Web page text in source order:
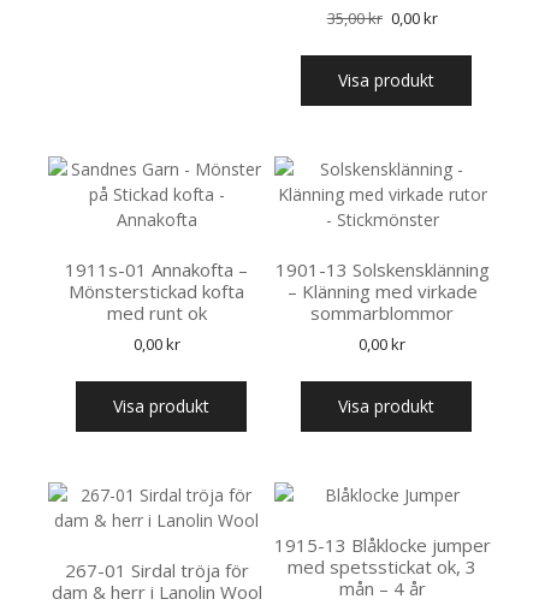
35,00kr Det
priset
var:
35,00 kr.
0,00krDet
priset
0,00 kr.
Visa produkt
1901-13 Solskensklänning
– Klänning med virkade
sommarblommor
0,00kr
Visa produkt
1911s-01 Annakofta –
Mönsterstickad kofta
med runt ok
0,00kr
Visa produkt
1915-13 Blåklocke jumper
med spetsstickat ok, 3
mån – 4 år
267-01 Sirdal tröja för
dam & herr i Lanolin Wool